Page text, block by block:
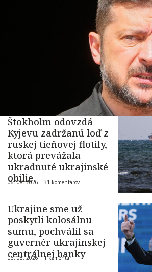
Štokholm odovzdá
Kyjevu zadržanú loď z
ruskej tieňovej flotily,
ktorá prevážala
ukradnuté ukrajinské
obilie
06. 08. 2026 | 31 komentárov
Ukrajine sme už
poskytli kolosálnu
sumu, pochválil sa
guvernér ukrajinskej
centrálnej banky
06. 08. 2026 |1 komentár